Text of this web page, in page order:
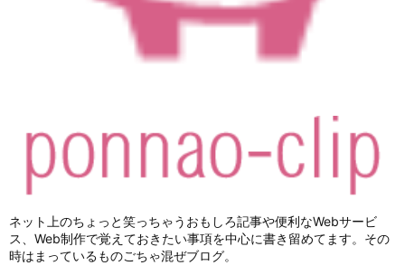
ネット上のちょっと笑っちゃうおもしろ記事や便利なWebサービ
ス、Web制作で覚えておきたい事項を中心に書き留めてます。その
時はまっているものごちゃ混ぜブログ。